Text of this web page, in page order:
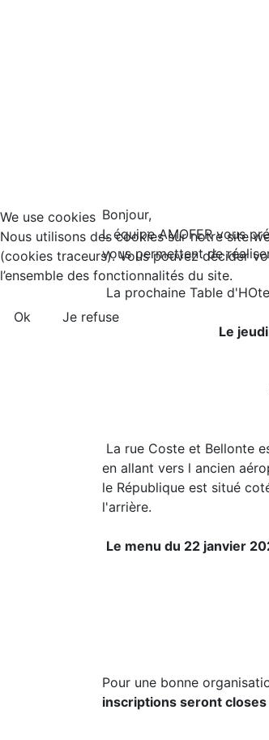
Bonjour,
L équipe AMOFER vous
vous permettent de
La prochaine Table
Le
Restaurant
5, Rue
57155
La rue Coste et Bellonte
en allant vers l ancien
le République est situé
l'arrière.
Le menu du 22
Buffet
Plat de
Buffet
Boissons
Pour une bonne
inscriptions seront
Vous venez à
We use cookies
Nous utilisons des cookies sur notre site
(cookies traceurs). Vous pouvez décider
l’ensemble des fonctionnalités du site.
Ok Je refuse